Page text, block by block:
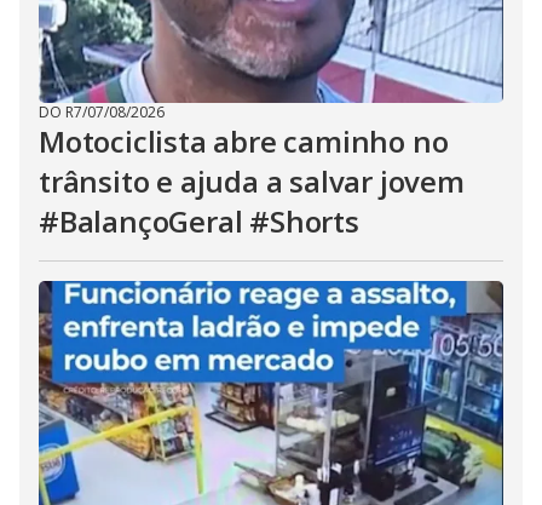
DO R7/07/08/2026
Motociclista abre caminho no
trânsito e ajuda a salvar jovem
#BalançoGeral #Shorts